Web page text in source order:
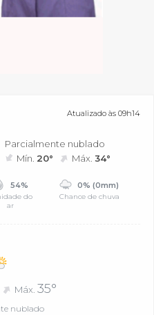
Atualizado às 09h14
Parcialmente nublado
Mín. 20° Máx.34°
54%
do
ar
0% (0mm)
Chance de chuva
Máx. 35°
nublado